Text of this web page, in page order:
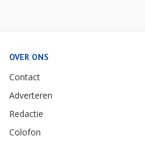
OVER ONS
Contact
Adverteren
Redactie
Colofon